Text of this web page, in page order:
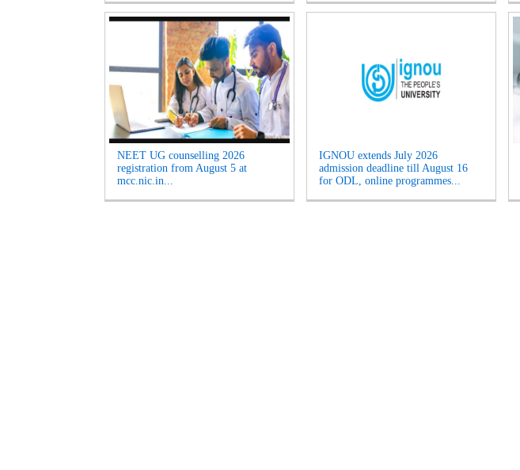
NEET UG counselling 2026
registration from August 5 at
mcc.nic.in...
IGNOU extends July 2026
admission deadline till August 16
for ODL, online programmes...